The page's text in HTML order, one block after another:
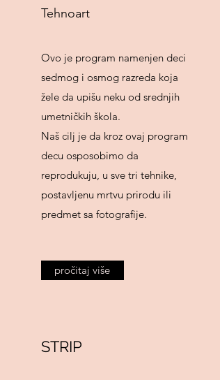
Tehnoart
Ovo je program namenjen deci
sedmog i osmog razreda koja
žele da upišu neku od srednjih
umetničkih škola.
Naš cilj je da kroz ovaj program
decu osposobimo da
reprodukuju, u sve tri tehnike,
postavljenu mrtvu prirodu ili
predmet sa fotografije.
pročitaj više
STRIP